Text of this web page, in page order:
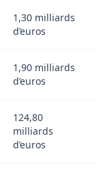
1,30 milliards
d’euros
1,90 milliards
d’euros
124,80
milliards
d’euros